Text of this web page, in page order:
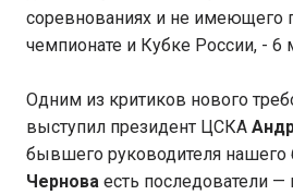
соревнованиях и не имеющего
чемпионате и Кубке России, - 6
Одним из критиков нового
выступил президент ЦСКА
бывшего руководителя нашего
Чернова есть последователи